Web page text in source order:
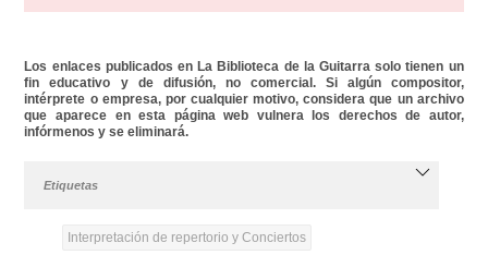
Los enlaces publicados en La Biblioteca de la Guitarra solo tienen un
fin educativo y de difusión, no comercial. Si algún compositor,
intérprete o empresa, por cualquier motivo, considera que un archivo
que aparece en esta página web vulnera los derechos de autor,
infórmenos y se eliminará.
Etiquetas
Interpretación de repertorio y Conciertos